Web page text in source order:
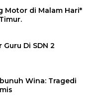
Motor di Malam Hari*
Di SDN 2
Wina: Tragedi